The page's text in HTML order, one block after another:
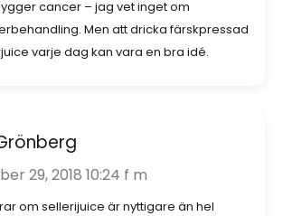
cancer – jag vet inget om
Men att dricka färskpressad
varje dag kan vara en bra idé.
29, 2018 10:24 f m
om sellerijuice är nyttigare än hel